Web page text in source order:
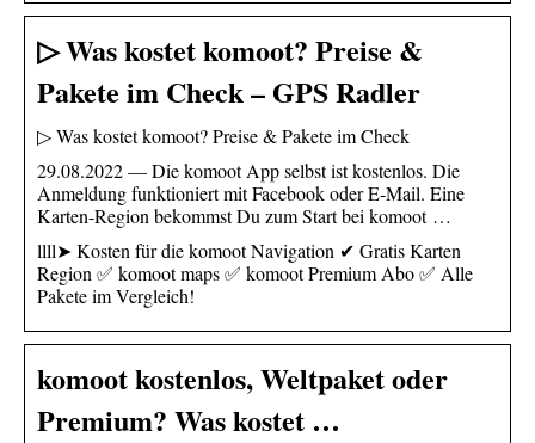
▷ Was kostet komoot? Preise &
Pakete im Check – GPS Radler
▷ Was kostet komoot? Preise & Pakete im Check
29.08.2022 — Die komoot App selbst ist kostenlos. Die
Anmeldung funktioniert mit Facebook oder E-Mail. Eine
Karten-Region bekommst Du zum Start bei komoot …
llll➤ Kosten für die komoot Navigation ✔ Gratis Karten
Region ✅ komoot maps ✅ komoot Premium Abo ✅ Alle
Pakete im Vergleich!
komoot kostenlos, Weltpaket oder
Premium? Was kostet …